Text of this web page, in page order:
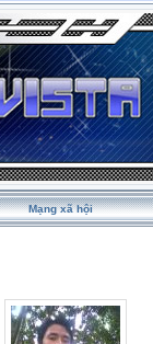
Mạng xã hội